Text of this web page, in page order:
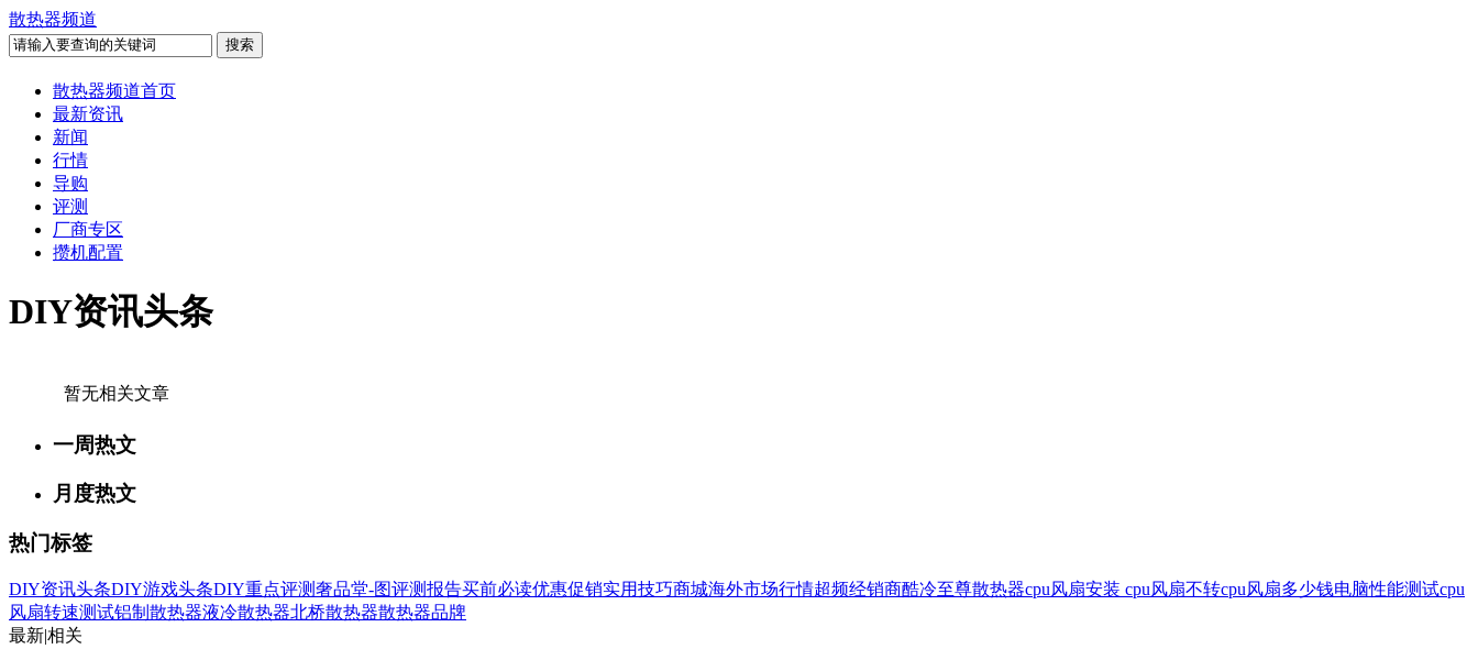
散热器频道
散热器频道首页
最新资讯
新闻
行情
导购
评测
厂商专区
攒机配置
DIY资讯头条
暂无相关文章
一周热文
月度热文
热门标签
DIY资讯头条DIY游戏头条DIY重点评测奢品堂-图评测报告买前必读优惠促销实用技巧商城海外市场行情超频经销商酷冷至尊散热器cpu风扇安装 cpu风扇不转cpu风扇多少钱电脑性能测试cpu
风扇转速测试铝制散热器液冷散热器北桥散热器散热器品牌
最新|相关